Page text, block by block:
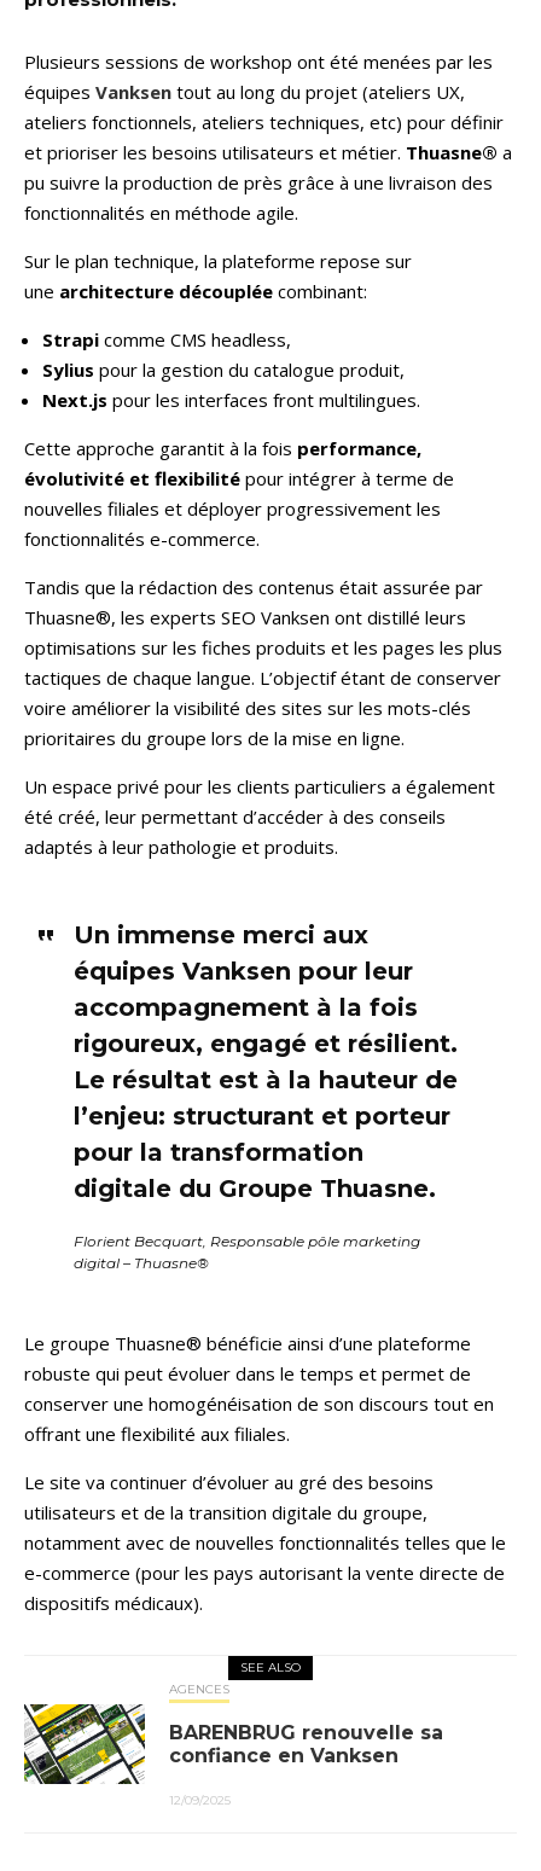
Plusieurs sessions de workshop ont été menées par les
équipes Vanksen tout au long du projet (ateliers UX,
ateliers fonctionnels, ateliers techniques, etc) pour définir
et prioriser les besoins utilisateurs et métier. Thuasne® a
pu suivre la production de près grâce à une livraison des
fonctionnalités en méthode agile.
Sur le plan technique, la plateforme repose sur
une architecture découplée combinant:
Strapi comme CMS headless,
Sylius pour la gestion du catalogue produit,
Next.js pour les interfaces front multilingues.
Cette approche garantit à la fois performance,
évolutivité et flexibilité pour intégrer à terme de
nouvelles filiales et déployer progressivement les
fonctionnalités e-commerce.
Tandis que la rédaction des contenus était assurée par
Thuasne®, les experts SEO Vanksen ont distillé leurs
optimisations sur les fiches produits et les pages les plus
tactiques de chaque langue. L’objectif étant de conserver
voire améliorer la visibilité des sites sur les mots-clés
prioritaires du groupe lors de la mise en ligne.
Un espace privé pour les clients particuliers a également
été créé, leur permettant d’accéder à des conseils
adaptés à leur pathologie et produits.
Un immense merci aux
équipes Vanksen pour leur
accompagnement à la fois
rigoureux, engagé et résilient.
Le résultat est à la hauteur de
l’enjeu: structurant et porteur
pour la transformation
digitale du Groupe Thuasne.
Florient Becquart, Responsable pôle marketing
digital – Thuasne®
Le groupe Thuasne® bénéficie ainsi d’une plateforme
robuste qui peut évoluer dans le temps et permet de
conserver une homogénéisation de son discours tout en
offrant une flexibilité aux filiales.
Le site va continuer d’évoluer au gré des besoins
utilisateurs et de la transition digitale du groupe,
notamment avec de nouvelles fonctionnalités telles que le
e-commerce (pour les pays autorisant la vente directe de
dispositifs médicaux).
SEE ALSO
AGENCES
BARENBRUG renouvelle sa
confiance en Vanksen
12/09/2025